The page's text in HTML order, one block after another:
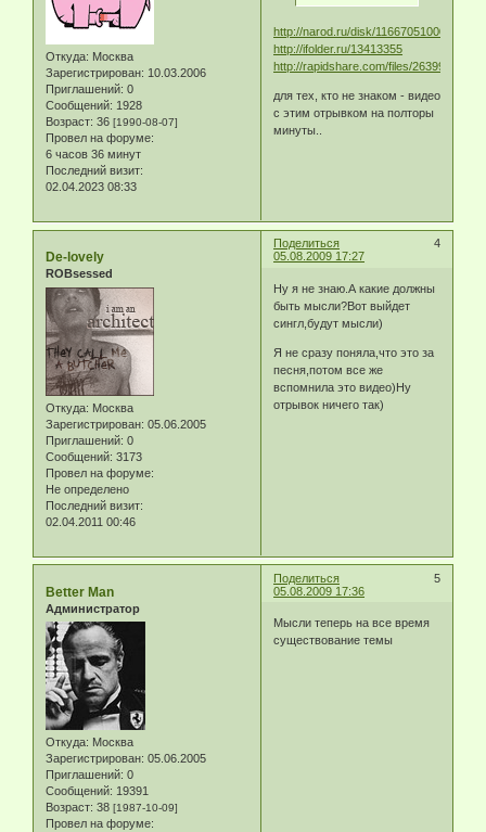
Откуда: Москва
Зарегистрирован: 10.03.2006
Приглашений: 0
Сообщений: 1928
Возраст: 36 [1990-08-07]
Провел на форуме:
6 часов 36 минут
Последний визит:
02.04.2023 08:33
http://narod.ru/disk/11667051000/
http://ifolder.ru/13413355
http://rapidshare.com/files/263997968/
для тех, кто не знаком - видео
с этим отрывком на полторы
минуты..
Поделиться
4
05.08.2009 17:27
De-lovely
ROBsessed
Откуда: Москва
Зарегистрирован: 05.06.2005
Приглашений: 0
Сообщений: 3173
Провел на форуме:
Не определено
Последний визит:
02.04.2011 00:46
Ну я не знаю.А какие должны
быть мысли?Вот выйдет
сингл,будут мысли)
Я не сразу поняла,что это за
песня,потом все же
вспомнила это видео)Ну
отрывок ничего так)
Поделиться
5
05.08.2009 17:36
Better Man
Администратор
Откуда: Москва
Зарегистрирован: 05.06.2005
Приглашений: 0
Сообщений: 19391
Возраст: 38 [1987-10-09]
Провел на форуме:
Мысли теперь на все время
существование темы